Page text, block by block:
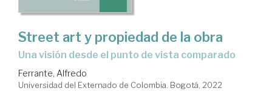
Street art y propiedad de la obra
una visión desde el punto de vista comparado
Ferrante, Alfredo
Universidad del Externado de Colombia. Bogotá, 2022